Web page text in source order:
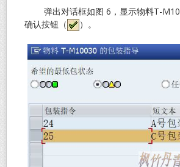
弹出对话框如图 6，显示物料T-
确认按钮（
）。